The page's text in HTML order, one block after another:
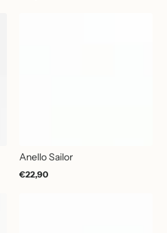
Anello Sailor
Prezzo
€22,90